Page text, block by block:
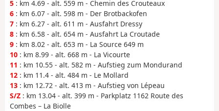
5 : km 4.69 - alt. 559 m - Chemin des Crouteaux
6 : km 6.07 - alt. 598 m - Der Brotbackofen
7 : km 6.27 - alt. 611 m - Ausfahrt Dressy
8 : km 6.58 - alt. 654 m - Ausfahrt La Croutade
9 : km 8.02 - alt. 653 m - La Source 649 m
10 : km 8.99 - alt. 668 m - La Vicourte
11 : km 10.55 - alt. 582 m - Aufstieg zum Mondurand
12 : km 11.4 - alt. 484 m - Le Mollard
13 : km 12.72 - alt. 413 m - Aufstieg von Lépeau
S/Z : km 13.04 - alt. 399 m - Parkplatz 1162 Route des
Combes – La Biolle